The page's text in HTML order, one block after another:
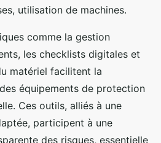
utilisation de machines.
comme la gestion
les checklists digitales et
matériel facilitent la
équipements de protection
Ces outils, alliés à une
participent à une
des risques, essentielle